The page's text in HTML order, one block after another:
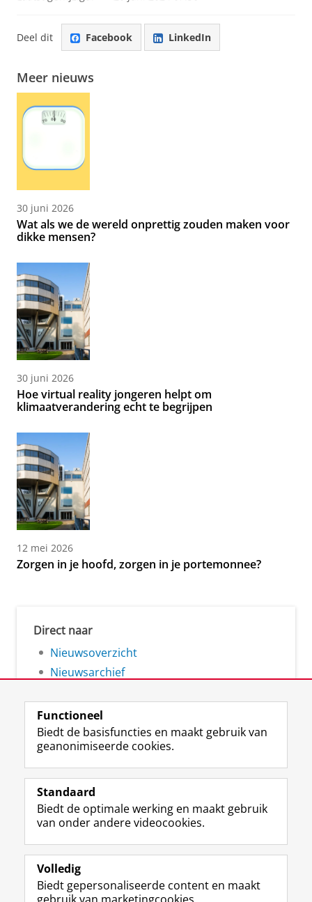
Deel dit Facebook LinkedIn
Meer nieuws
30 juni 2026
Wat als we de wereld onprettig zouden maken voor
dikke mensen?
30 juni 2026
Hoe virtual reality jongeren helpt om
klimaatverandering echt te begrijpen
12 mei 2026
Zorgen in je hoofd, zorgen in je portemonnee?
Direct naar
Nieuwsoverzicht
Nieuwsarchief
Volg de RUG
F
a
e
b
o
p
a
L
i
k
e
I
-
p
R
S
-
f
e
R
I
n
t
r
m
Y
o
T
e
k
Studiekiezers
Alumni
Over ons
Functioneel
Biedt de basisfuncties en maakt gebruik van
geanonimiseerde cookies.
Standaard
Biedt de optimale werking en maakt gebruik
van onder andere videocookies.
Volledig
Biedt gepersonaliseerde content en maakt